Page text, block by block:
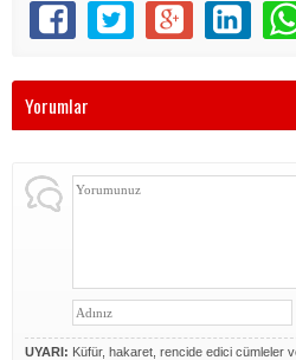
Yorumlar
UYARI: Küfür, hakaret, rencide edici cümleler